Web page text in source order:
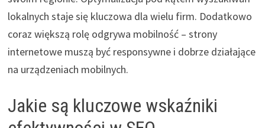
lokalnych staje się kluczowa dla wielu firm. Dodatkowo
coraz większą rolę odgrywa mobilność – strony
internetowe muszą być responsywne i dobrze działające
na urządzeniach mobilnych.
Jakie są kluczowe wskaźniki